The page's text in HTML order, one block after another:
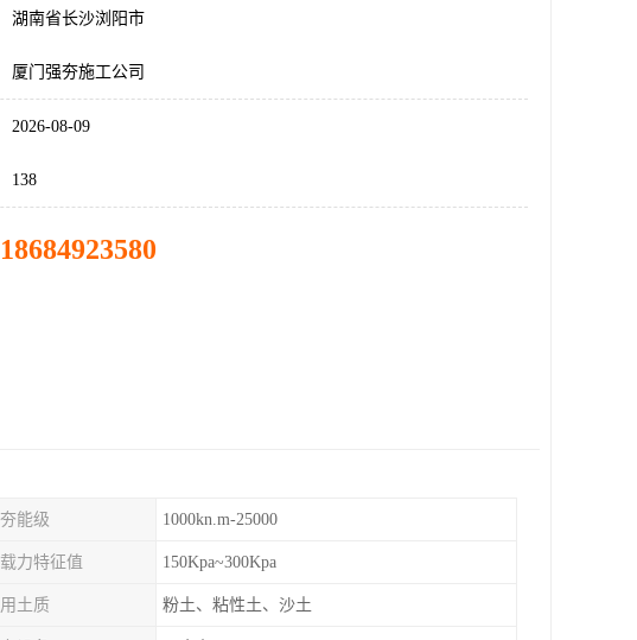
湖南省长沙浏阳市
厦门强夯施工公司
2026-08-09
138
18684923580
能级 1000kn.m-25000
力特征值 150Kpa~300Kpa
土质 粉土、粘性土、沙土